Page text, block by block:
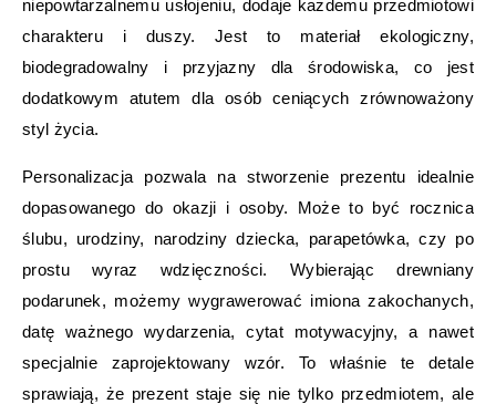
niepowtarzalnemu usłojeniu, dodaje każdemu przedmiotowi
charakteru i duszy. Jest to materiał ekologiczny,
biodegradowalny i przyjazny dla środowiska, co jest
dodatkowym atutem dla osób ceniących zrównoważony
styl życia.
Personalizacja pozwala na stworzenie prezentu idealnie
dopasowanego do okazji i osoby. Może to być rocznica
ślubu, urodziny, narodziny dziecka, parapetówka, czy po
prostu wyraz wdzięczności. Wybierając drewniany
podarunek, możemy wygrawerować imiona zakochanych,
datę ważnego wydarzenia, cytat motywacyjny, a nawet
specjalnie zaprojektowany wzór. To właśnie te detale
sprawiają, że prezent staje się nie tylko przedmiotem, ale